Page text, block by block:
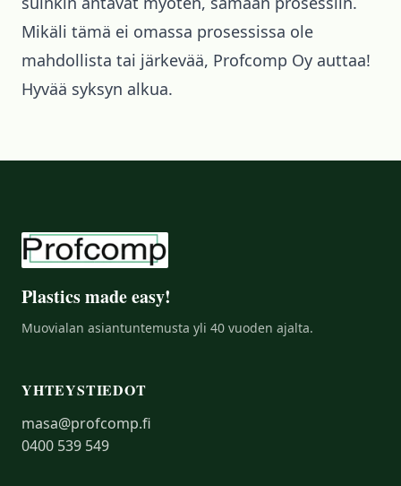
Mikäli tämä ei omassa prosessissa ole
mahdollista tai järkevää, Profcomp Oy auttaa!
Hyvää syksyn alkua.
Plastics made easy!
Muovialan asiantuntemusta yli 40 vuoden ajalta.
YHTEYSTIEDOT
masa@profcomp.fi
0400 539 549